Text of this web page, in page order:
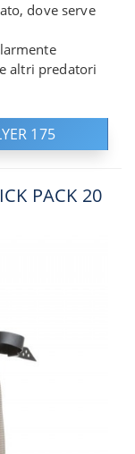
dove serve
altri predatori
175
PACK 20